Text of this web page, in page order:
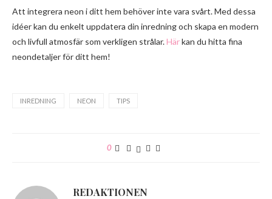
Att integrera neon i ditt hem behöver inte vara svårt. Med dessa
idéer kan du enkelt uppdatera din inredning och skapa en modern
och livfull atmosfär som verkligen strålar.Härkan du hitta fina
neondetaljer för ditt hem!
INREDNING NEON TIPS
0
REDAKTIONEN